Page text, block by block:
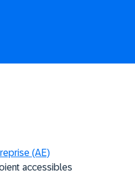
(AE)
accessibles